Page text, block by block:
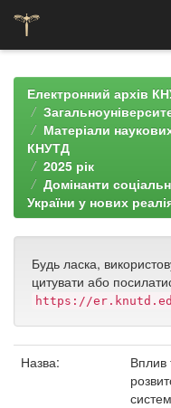
navigationЕлектронний архів
Матеріали
КНУТД
2025 рік
Домінанти
України у нових
Будь ласка,
цитувати або
https://
Назва:
Вплив
систем